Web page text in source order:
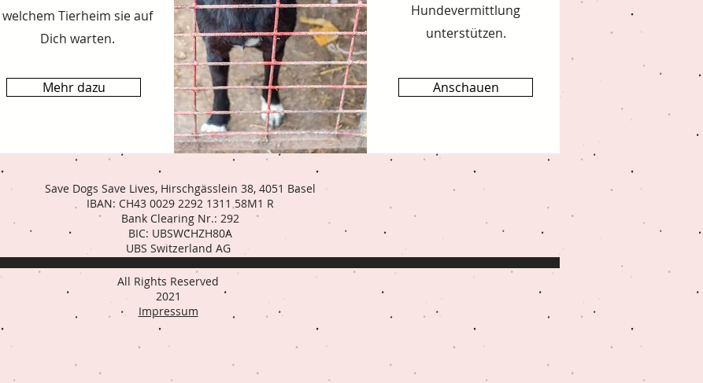
welchem Tierheim sie auf
Dich warten.
Mehr dazu
Hundevermittlung
unterstützen.
Anschauen
Save Dogs Save Lives, Hirschgässlein 38, 4051 Basel
IBAN: CH43 0029 2292 1311 58M1 R
Bank Clearing Nr.: 292
BIC: UBSWCHZH80A
UBS Switzerland AG
All Rights Reserved
2021
Impressum